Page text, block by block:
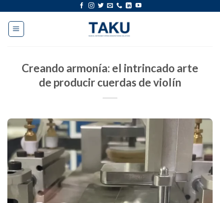
contenido
Creando armonía: el intrincado arte
de producir cuerdas de violín